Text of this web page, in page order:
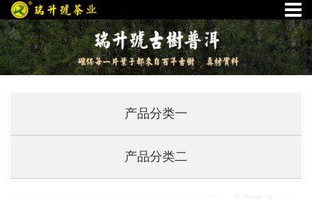
产品分类一
产品分类二